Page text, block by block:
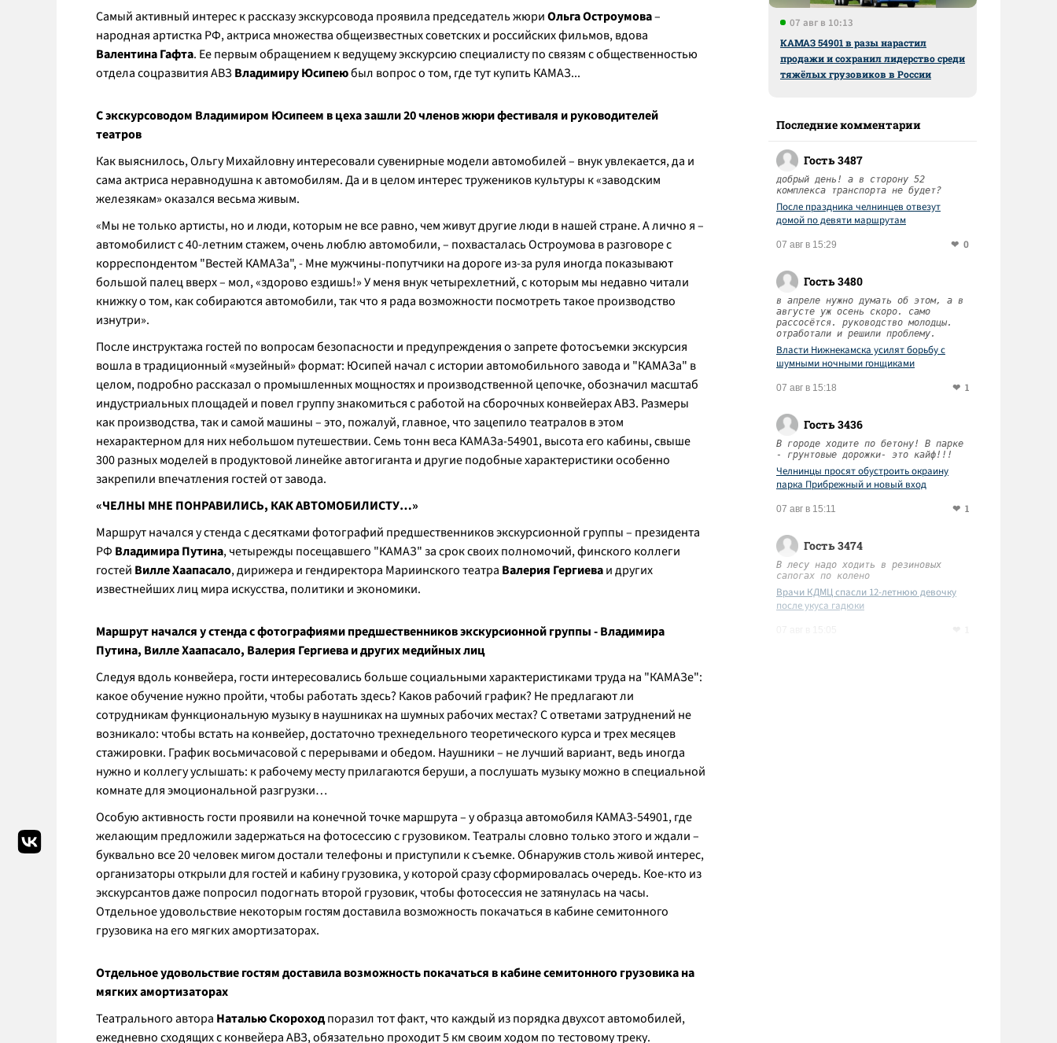
Самый активный интерес к рассказу экскурсовода проявила председатель жюриОльга Остроумова–
народная артистка РФ, актриса множества общеизвестных советских и российских фильмов, вдова
Валентина Гафта. Ее первым обращением к ведущему экскурсию специалисту по связям с общественностью
отдела соцразвития АВЗВладимиру Юсипеюбыл вопрос о том, где тут купить КАМАЗ...
С экскурсоводом Владимиром Юсипеем в цеха зашли 20 членов жюри фестиваля и руководителей
театров
Как выяснилось, Ольгу Михайловну интересовали сувенирные модели автомобилей – внук увлекается, да и
сама актриса неравнодушна к автомобилям. Да и в целом интерес тружеников культуры к «заводским
железякам» оказался весьма живым.
«Мы не только артисты, но и люди, которым не все равно, чем живут другие люди в нашей стране. А лично я –
автомобилист с 40-летним стажем, очень люблю автомобили, – похвасталась Остроумова в разговоре с
корреспондентом "Вестей КАМАЗа", - Мне мужчины-попутчики на дороге из-за руля иногда показывают
большой палец вверх – мол, «здорово ездишь!» У меня внук четырехлетний, с которым мы недавно читали
книжку о том, как собираются автомобили, так что я рада возможности посмотреть такое производство
изнутри».
После инструктажа гостей по вопросам безопасности и предупреждения о запрете фотосъемки экскурсия
вошла в традиционный «музейный» формат: Юсипей начал с истории автомобильного завода и "КАМАЗа" в
целом, подробно рассказал о промышленных мощностях и производственной цепочке, обозначил масштаб
индустриальных площадей и повел группу знакомиться с работой на сборочных конвейерах АВЗ. Размеры
как производства, так и самой машины – это, пожалуй, главное, что зацепило театралов в этом
нехарактерном для них небольшом путешествии. Семь тонн веса КАМАЗа-54901, высота его кабины, свыше
300 разных моделей в продуктовой линейке автогиганта и другие подобные характеристики особенно
закрепили впечатления гостей от завода.
«ЧЕЛНЫ МНЕ ПОНРАВИЛИСЬ, КАК АВТОМОБИЛИСТУ…»
Маршрут начался у стенда с десятками фотографий предшественников экскурсионной группы – президента
РФ Владимира Путина, четырежды посещавшего "КАМАЗ" за срок своих полномочий, финского коллеги
гостей Вилле Хаапасало, дирижера и гендиректора Мариинского театра Валерия Гергиеваи других
известнейших лиц мира искусства, политики и экономики.
Маршрут начался у стенда с фотографиями предшественников экскурсионной группы - Владимира
Путина, Вилле Хаапасало, Валерия Гергиева и других медийных лиц
Следуя вдоль конвейера, гости интересовались больше социальными характеристиками труда на "КАМАЗе":
какое обучение нужно пройти, чтобы работать здесь? Каков рабочий график? Не предлагают ли
сотрудникам функциональную музыку в наушниках на шумных рабочих местах? С ответами затруднений не
возникало: чтобы встать на конвейер, достаточно трехнедельного теоретического курса и трех месяцев
стажировки. График восьмичасовой с перерывами и обедом. Наушники – не лучший вариант, ведь иногда
нужно и коллегу услышать: к рабочему месту прилагаются беруши, а послушать музыку можно в специальной
комнате для эмоциональной разгрузки…
Особую активность гости проявили на конечной точке маршрута – у образца автомобиля КАМАЗ-54901, где
желающим предложили задержаться на фотосессию с грузовиком. Театралы словно только этого и ждали –
буквально все 20 человек мигом достали телефоны и приступили к съемке. Обнаружив столь живой интерес,
организаторы открыли для гостей и кабину грузовика, у которой сразу сформировалась очередь. Кое-кто из
экскурсантов даже попросил подогнать второй грузовик, чтобы фотосессия не затянулась на часы.
Отдельное удовольствие некоторым гостям доставила возможность покачаться в кабине семитонного
грузовика на его мягких амортизаторах.
Отдельное удовольствие гостям доставила возможность покачаться в кабине семитонного грузовика на
мягких амортизаторах
Театрального автора Наталью Скороходпоразил тот факт, что каждый из порядка двухсот автомобилей,
ежедневно сходящих с конвейера АВЗ, обязательно проходит 5 км своим ходом по тестовому треку.
07 авг в 10:13
КАМАЗ 54901 в разы нарастил
продажи и сохранил лидерство среди
тяжёлых грузовиков в России
Последние комментарии
Гость 3487
добрый день! а в сторону 52
комплекса транспорта не будет?
После праздника челнинцев отвезут
домой по девяти маршрутам
07 авг в 15:29 0
Гость 3480
в апреле нужно думать об этом, а в
августе уж осень скоро. само
рассосётся. руководство молодцы.
отработали и решили проблему.
Власти Нижнекамска усилят борьбу с
шумными ночными гонщиками
07 авг в 15:18 1
Гость 3436
В городе ходите по бетону! В парке
- грунтовые дорожки- это кайф!!!
Челнинцы просят обустроить окраину
парка Прибрежный и новый вход
07 авг в 15:11 1
Гость 3474
В лесу надо ходить в резиновых
сапогах по колено
Врачи КДМЦ спасли 12-летнюю девочку
после укуса гадюки